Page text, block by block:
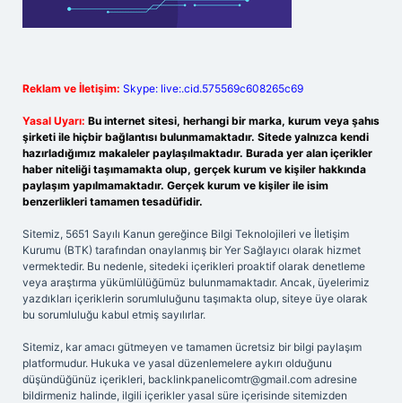
Reklam ve İletişim: Skype: live:.cid.575569c608265c69
Yasal Uyarı: Bu internet sitesi, herhangi bir marka, kurum veya şahıs
şirketi ile hiçbir bağlantısı bulunmamaktadır. Sitede yalnızca kendi
hazırladığımız makaleler paylaşılmaktadır. Burada yer alan içerikler
haber niteliği taşımamakta olup, gerçek kurum ve kişiler hakkında
paylaşım yapılmamaktadır. Gerçek kurum ve kişiler ile isim
benzerlikleri tamamen tesadüfidir.
Sitemiz, 5651 Sayılı Kanun gereğince Bilgi Teknolojileri ve İletişim
Kurumu (BTK) tarafından onaylanmış bir Yer Sağlayıcı olarak hizmet
vermektedir. Bu nedenle, sitedeki içerikleri proaktif olarak denetleme
veya araştırma yükümlülüğümüz bulunmamaktadır. Ancak, üyelerimiz
yazdıkları içeriklerin sorumluluğunu taşımakta olup, siteye üye olarak
bu sorumluluğu kabul etmiş sayılırlar.
Sitemiz, kar amacı gütmeyen ve tamamen ücretsiz bir bilgi paylaşım
platformudur. Hukuka ve yasal düzenlemelere aykırı olduğunu
düşündüğünüz içerikleri, backlinkpanelicomtr@gmail.com adresine
bildirmeniz halinde, ilgili içerikler yasal süre içerisinde sitemizden